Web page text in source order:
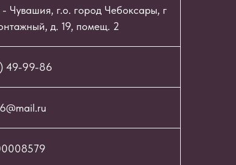
Чувашия, г.о. город Чебоксары, г
д. 19, помещ. 2
49-99-86